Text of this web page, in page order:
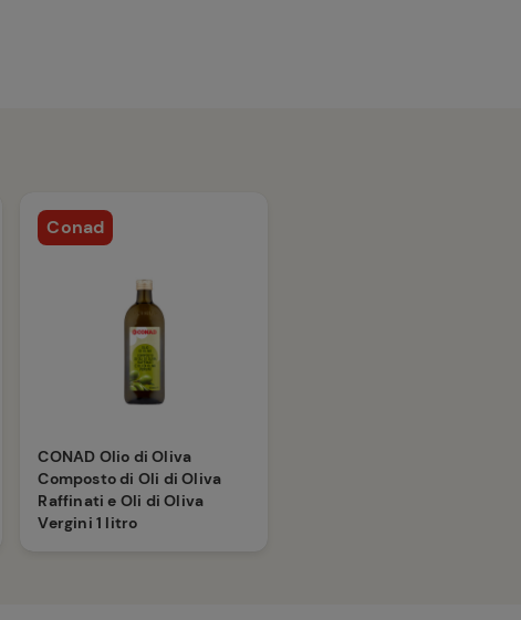
Conad
CONAD Olio di Oliva
Composto di Oli di Oliva
Raffinati e Oli di Oliva
Vergini 1 litro